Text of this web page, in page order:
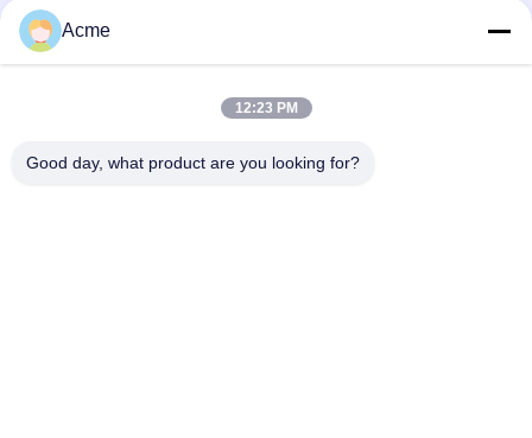
Envie
Acme
12:23 PM
Good day, what product are you looking for?